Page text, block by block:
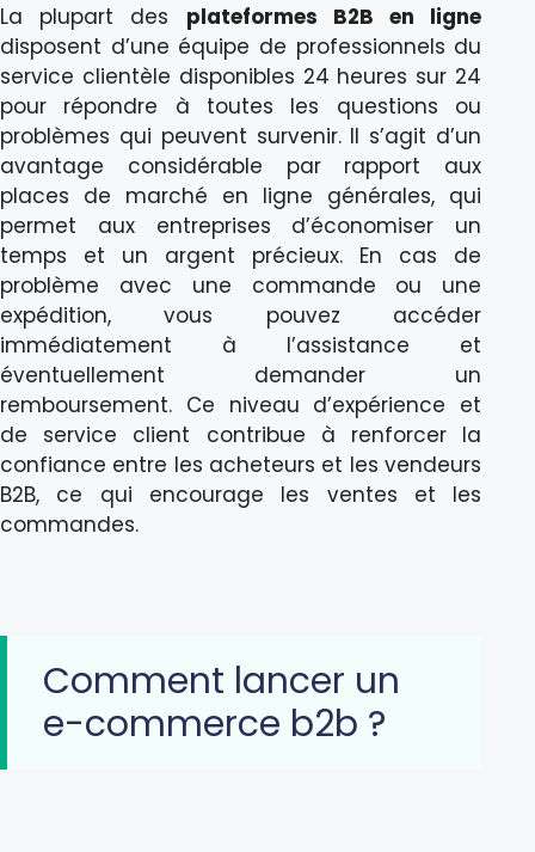
La plupart des plateformes B2B en ligne
disposent d’une équipe de professionnels du
service clientèle disponibles 24 heures sur 24
pour répondre à toutes les questions ou
problèmes qui peuvent survenir. Il s’agit d’un
avantage considérable par rapport aux
places de marché en ligne générales, qui
permet aux entreprises d’économiser un
temps et un argent précieux. En cas de
problème avec une commande ou une
expédition, vous pouvez accéder
immédiatement à l’assistance et
éventuellement demander un
remboursement. Ce niveau d’expérience et
de service client contribue à renforcer la
confiance entre les acheteurs et les vendeurs
B2B, ce qui encourage les ventes et les
commandes.
Comment lancer un
e-commerce b2b ?